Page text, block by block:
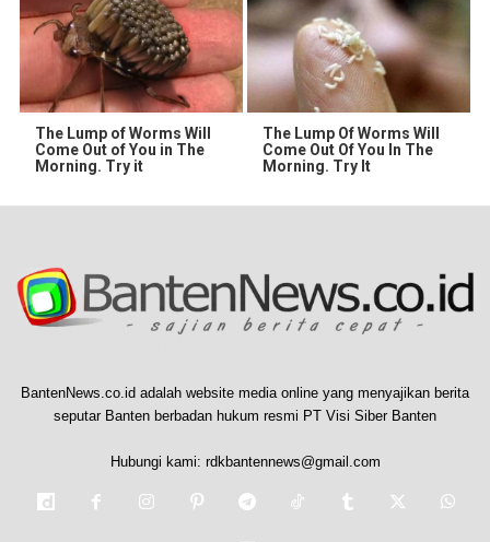
The Lump of Worms Will
Come Out of You in The
Morning. Try it
The Lump Of Worms Will
Come Out Of You In The
Morning. Try It
BantenNews.co.id adalah website media online yang menyajikan berita
seputar Banten berbadan hukum resmi PT Visi Siber Banten
Hubungi kami: rdkbantennews@gmail.com